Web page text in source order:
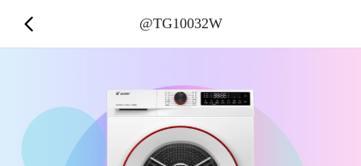
@TG10032W